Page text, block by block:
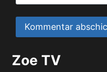
Zoe TV